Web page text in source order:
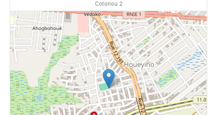
Cotonou 2